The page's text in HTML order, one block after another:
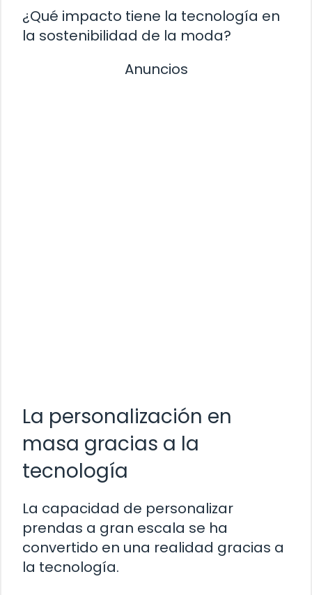
¿Qué impacto tiene la tecnología en
la sostenibilidad de la moda?
Anuncios
La personalización en
masa gracias a la
tecnología
La capacidad de personalizar
prendas a gran escala se ha
convertido en una realidad gracias a
la tecnología.